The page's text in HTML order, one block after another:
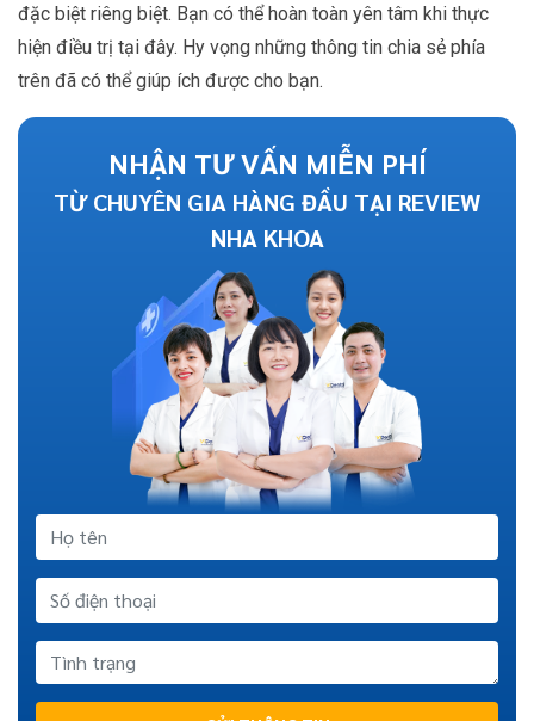
đặc biệt riêng biệt. Bạn có thể hoàn toàn yên tâm khi thực
hiện điều trị tại đây. Hy vọng những thông tin chia sẻ phía
trên đã có thể giúp ích được cho bạn.
NHẬN TƯ VẤN MIỄN PHÍ
TỪ CHUYÊN GIA HÀNG ĐẦU TẠI REVIEW
NHA KHOA